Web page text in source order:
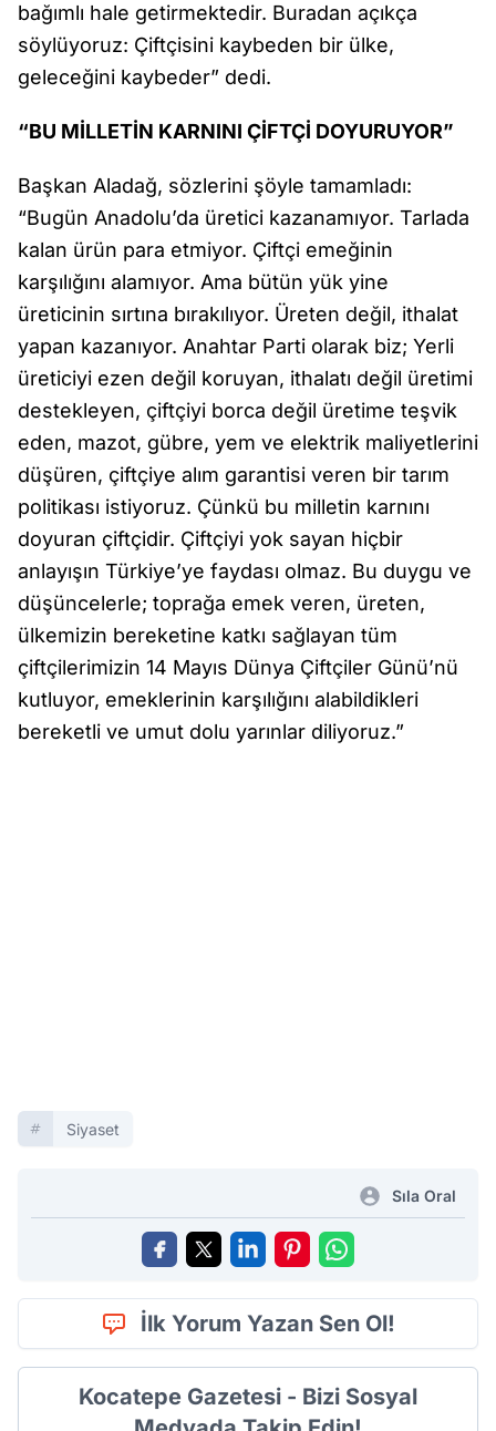
bağımlı hale getirmektedir. Buradan açıkça
söylüyoruz: Çiftçisini kaybeden bir ülke,
geleceğini kaybeder” dedi.
“BU MİLLETİN KARNINI ÇİFTÇİ DOYURUYOR”
Başkan Aladağ, sözlerini şöyle tamamladı:
“Bugün Anadolu’da üretici kazanamıyor. Tarlada
kalan ürün para etmiyor. Çiftçi emeğinin
karşılığını alamıyor. Ama bütün yük yine
üreticinin sırtına bırakılıyor. Üreten değil, ithalat
yapan kazanıyor. Anahtar Parti olarak biz; Yerli
üreticiyi ezen değil koruyan, ithalatı değil üretimi
destekleyen, çiftçiyi borca değil üretime teşvik
eden, mazot, gübre, yem ve elektrik maliyetlerini
düşüren, çiftçiye alım garantisi veren bir tarım
politikası istiyoruz. Çünkü bu milletin karnını
doyuran çiftçidir. Çiftçiyi yok sayan hiçbir
anlayışın Türkiye’ye faydası olmaz. Bu duygu ve
düşüncelerle; toprağa emek veren, üreten,
ülkemizin bereketine katkı sağlayan tüm
çiftçilerimizin 14 Mayıs Dünya Çiftçiler Günü’nü
kutluyor, emeklerinin karşılığını alabildikleri
bereketli ve umut dolu yarınlar diliyoruz.”
Siyaset
Sıla Oral
İlk Yorum Yazan Sen Ol!
Kocatepe Gazetesi - Bizi Sosyal